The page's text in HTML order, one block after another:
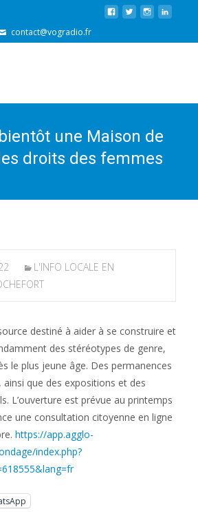
contact@vogradio.fr
une Maison de
droits des femmes
L'INFO LOCALE EN
destiné à aider à se construire et
des stéréotypes de genre,
le plus jeune âge. Des permanences
que des expositions et des
L’ouverture est prévue au printemps
une consultation citoyenne en ligne
https://app.agglo-
index.php?